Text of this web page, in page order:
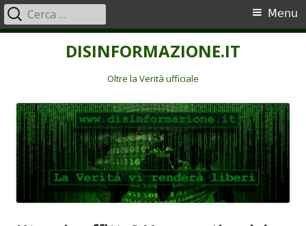
DISINFORMAZIONE.IT
Oltre la Verità ufficiale
Menu
principale
Menu
Ricerca
per: